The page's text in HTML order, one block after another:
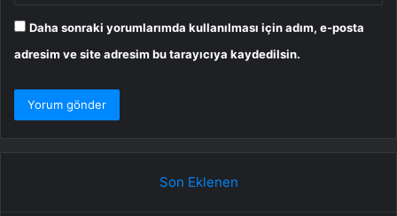
Daha sonraki yorumlarımda kullanılması için adım, e-posta
adresim ve site adresim bu tarayıcıya kaydedilsin.
Son Eklenen